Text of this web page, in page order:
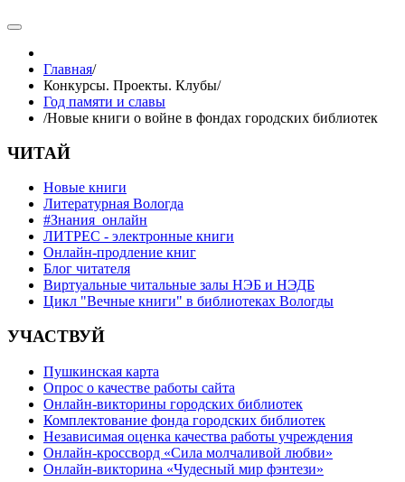
Главная/
Конкурсы. Проекты. Клубы/
Год памяти и славы
/Новые книги о войне в фондах городских библиотек
ЧИТАЙ
Новые книги
Литературная Вологда
#Знания_онлайн
ЛИТРЕС - электронные книги
Онлайн-продление книг
Блог читателя
Виртуальные читальные залы НЭБ и НЭДБ
Цикл "Вечные книги" в библиотеках Вологды
УЧАСТВУЙ
Пушкинская карта
Опрос о качестве работы сайта
Онлайн-викторины городских библиотек
Комплектование фонда городских библиотек
Независимая оценка качества работы учреждения
Онлайн-кроссворд «Сила молчаливой любви»
Онлайн-викторина «Чудесный мир фэнтези»